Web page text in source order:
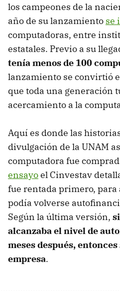
los campeones de la
año de su lanzamiento se
computadoras, entre
estatales. Previo a su
tenía menos de 100
lanzamiento se convirtió
que toda una generación
acercamiento a la
Aquí es donde las
divulgación de la UNAM
computadora fue
ensayoel Cinvestav
fue rentada primero, para
podía volverse
Según la última versión,
alcanzaba el nivel de
meses después,
empresa.